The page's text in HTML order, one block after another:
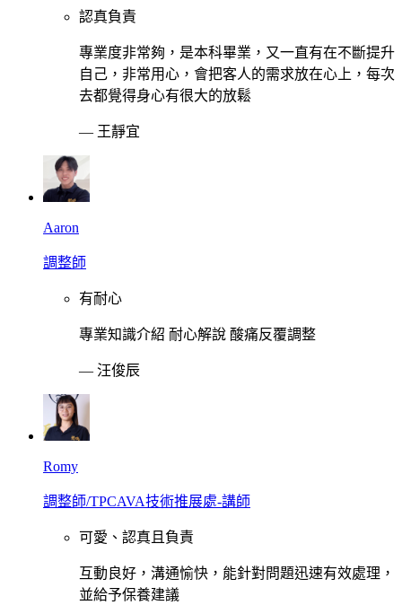
認真負責
專業度非常夠，是本科畢業，又一直有在不斷提升
自己，非常用心，會把客人的需求放在心上，每次
去都覺得身心有很大的放鬆
— 王靜宜
Aaron
調整師
有耐心
專業知識介紹 耐心解說 酸痛反覆調整
— 汪俊辰
Romy
調整師/TPCAVA技術推展處-講師
可愛、認真且負責
互動良好，溝通愉快，能針對問題迅速有效處理，
並給予保養建議